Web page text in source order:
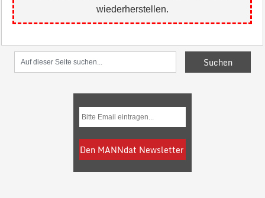
wiederherstellen.